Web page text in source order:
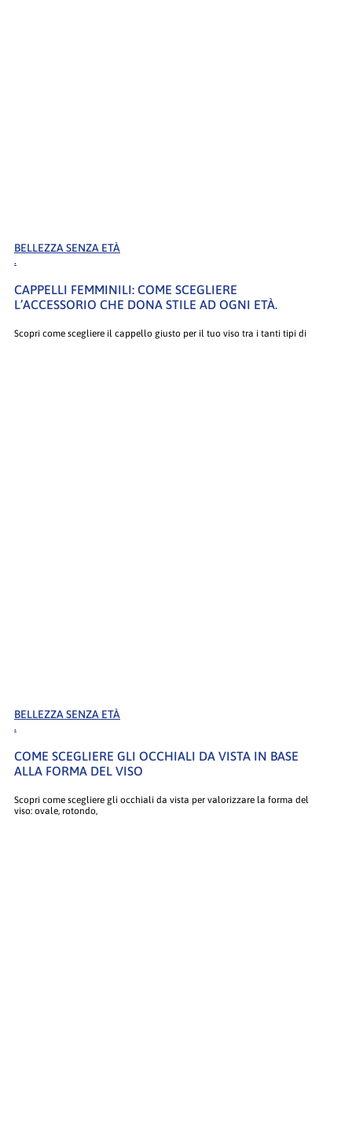
BELLEZZA SENZA ETÀ
.
CAPPELLI FEMMINILI: COME SCEGLIERE
L’ACCESSORIO CHE DONA STILE AD OGNI ETÀ.
Scopri come scegliere il cappello giusto per il tuo viso tra i tanti tipi di
BELLEZZA SENZA ETÀ
.
COME SCEGLIERE GLI OCCHIALI DA VISTA IN BASE
ALLA FORMA DEL VISO
Scopri come scegliere gli occhiali da vista per valorizzare la forma del
viso: ovale, rotondo,